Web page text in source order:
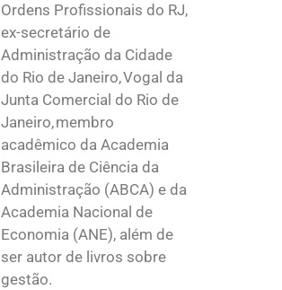
Ordens Profissionais do RJ,
ex-secretário de
Administração da Cidade
do Rio de Janeiro, Vogal da
Junta Comercial do Rio de
Janeiro, membro
acadêmico da Academia
Brasileira de Ciência da
Administração (ABCA) e da
Academia Nacional de
Economia (ANE), além de
ser autor de livros sobre
gestão.